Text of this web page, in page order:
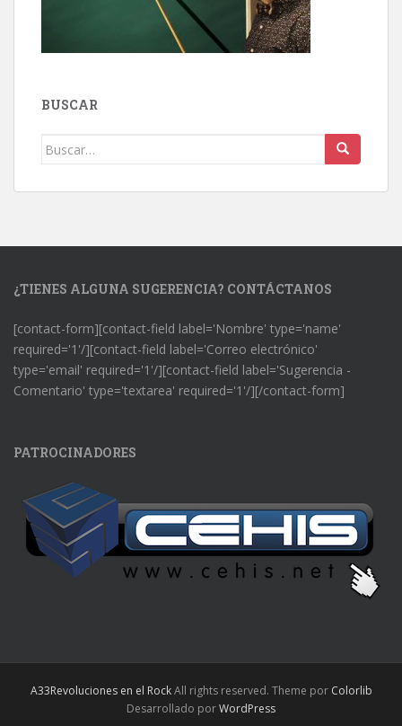
BUSCAR
Buscar:
¿TIENES ALGUNA SUGERENCIA? CONTÁCTANOS
[contact-form][contact-field label='Nombre' type='name'
required='1'/][contact-field label='Correo electrónico'
type='email' required='1'/][contact-field label='Sugerencia -
Comentario' type='textarea' required='1'/][/contact-form]
PATROCINADORES
A33Revoluciones en el RockAll rights reserved. Theme por Colorlib
Desarrollado porWordPress